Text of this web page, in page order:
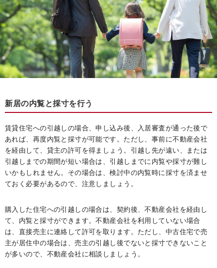
新居の内覧と採寸を行う
賃貸住宅への引越しの場合、申し込み後、入居審査が通った後で
あれば、再度内覧と採寸が可能です。ただし、事前に不動産会社
を経由して、貸主の許可を得ましょう。引越し先が遠い、または
引越しまでの期間が短い場合は、引越しまでに内覧や採寸が難し
いかもしれません。その場合は、検討中の内覧時に採寸を済ませ
ておく必要があるので、注意しましょう。
購入した住宅への引越しの場合は、契約後、不動産会社を経由し
て、内覧と採寸ができます。不動産会社を利用していない場合
は、直接売主に連絡して許可を取ります。ただし、中古住宅で売
主が居住中の場合は、売主の引越し後でないと採寸できないこと
が多いので、不動産会社に相談しましょう。